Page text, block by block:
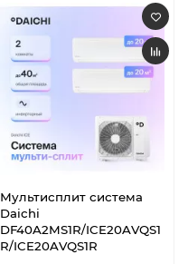
Мультисплит система
Daichi
DF40A2MS1R/ICE20AVQS1
R/ICE20AVQS1R